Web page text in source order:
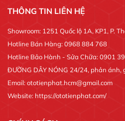
THÔNG TIN LIÊN HỆ
Showroom: 1251 Quốc lộ 1A, KP1, P.
Hotline Bán Hàng: 0968 884 768
Hotline Bảo Hành - Sửa Chữa: 0901
ĐƯỜNG DÂY NÓNG 24/24, phản ánh,
Email: ototienphat.hcm@gmail.com
Website: https://ototienphat.com/